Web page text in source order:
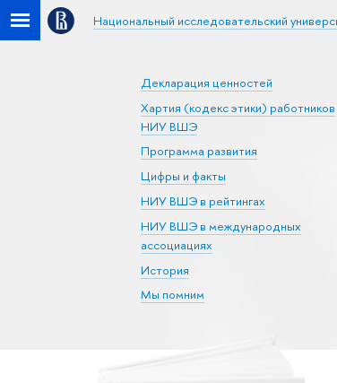
Национальный исследовательский
Декларация ценностей
Хартия (кодекс этики) работников
НИУ ВШЭ
Программа развития
Цифры и факты
НИУ ВШЭ в рейтингах
НИУ ВШЭ в международных
ассоциациях
История
Мы помним